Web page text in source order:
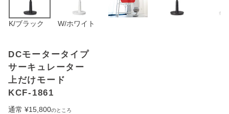
お問い合わせ
K/ブラック W/ホワイト
DCモータータイプ
サーキュレーター
上だけモード
KCF-1861
通常 ¥15,800のところ